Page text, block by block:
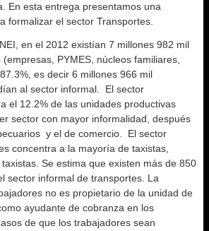
En esta entrega presentamos una
formalizar el sector Transportes.
en el 2012 existían 7 millones 982 mil
PYMES, núcleos familiares,
es decir 6 millones 966 mil
al sector informal. El sector
el 12.2% de las unidades productivas
sector con mayor informalidad, después
y el de comercio. El sector
concentra a la mayoría de taxistas,
Se estima que existen más de 850
sector informal de transportes. La
no es propietario de la unidad de
ayudante de cobranza en los
de que los trabajadores sean